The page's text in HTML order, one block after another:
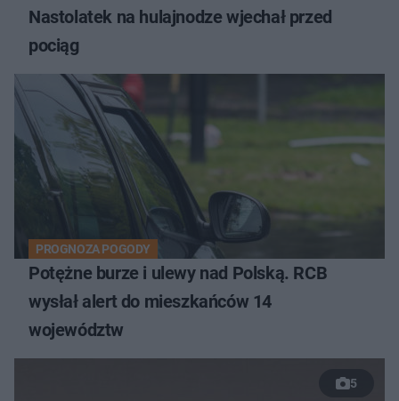
Nastolatek na hulajnodze wjechał przed
pociąg
PROGNOZA POGODY
Potężne burze i ulewy nad Polską. RCB
wysłał alert do mieszkańców 14
województw
5